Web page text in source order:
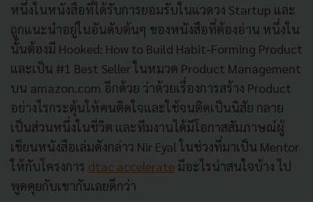
หนึ่งในหนังสือที่ได้รับการยอมรับในแวดวง Startup และ
ถูกแนะนำอยู่ในอันดับต้นๆ ของหนังสือที่ต้องอ่าน หนึ่งใน
นั้นต้องมี Hooked: How to Build Habit-Forming Product
และเป็น #1 Best Seller ในหมวด Product Management
บน amazon.com อีกด้วย ว่าด้วยเรื่องการสร้าง Product
อย่างไรกระตุ้นให้คนติดใจและใช้จนติดเป็นนิสัย กลาย
เป็นส่วนหนึ่งในชีวิต และทีมงานได้มีโอกาสสัมภาษณ์ผู้
เขียนหนังสือเล่มดังกล่าว Nir Eyal ในช่วงที่มาเป็น Mentor
ให้กับโครงการ dtac accelerate มีอะไรน่าสนใจบ้าง ไป
พูดคุยกับเขากันเลยดีกว่า